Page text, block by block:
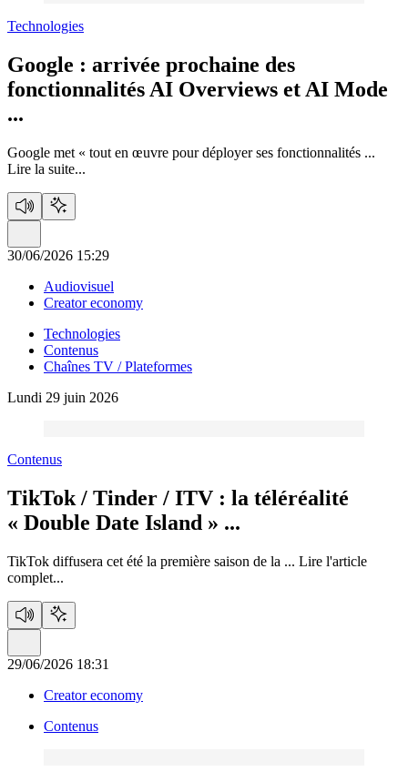
Technologies
Google : arrivée prochaine des
fonctionnalités AI Overviews et AI Mode
...
Google met « tout en œuvre pour déployer ses fonctionnalités ...
Lire la suite...
30/06/2026 15:29
Audiovisuel
Creator economy
Technologies
Contenus
Chaînes TV / Plateformes
Lundi 29 juin 2026
Contenus
TikTok / Tinder / ITV : la téléréalité
« Double Date Island » ...
TikTok diffusera cet été la première saison de la ... Lire l'article
complet...
29/06/2026 18:31
Creator economy
Contenus